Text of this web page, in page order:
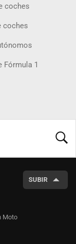
coches
coches
Fórmula 1
SUBIR
Moto